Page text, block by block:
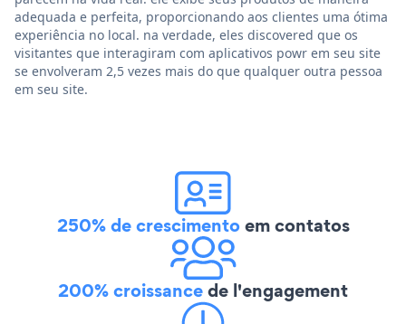
adequada e perfeita, proporcionando aos clientes uma ótima
experiência no local. na verdade, eles discovered que os
visitantes que interagiram com aplicativos powr em seu site
se envolveram 2,5 vezes mais do que qualquer outra pessoa
em seu site.
250% de crescimentoem contatos
200% croissancede l'engagement